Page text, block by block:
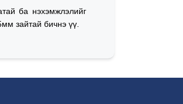
ба нэхэмжлэлийг
зайтай бичнэ үү.